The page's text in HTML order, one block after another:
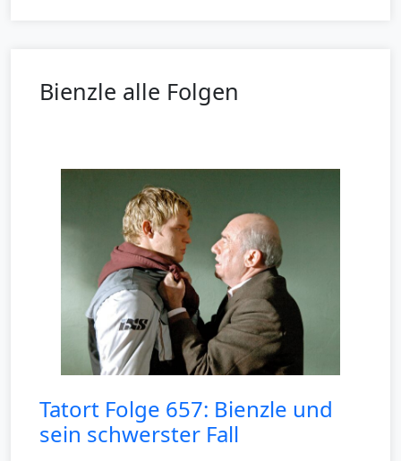
Bienzle alle Folgen
Tatort Folge 657: Bienzle und
sein schwerster Fall